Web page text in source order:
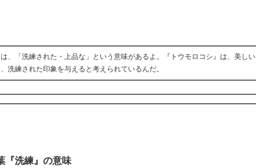
は、「洗練された・上品な」という意味があるよ。『トウモロコシ』は、美
洗練された印象を与えると考えられているんだ。
『洗練』の意味